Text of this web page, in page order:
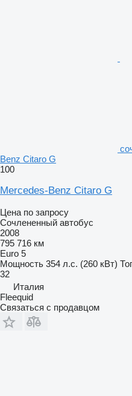
Benz Citaro G
100
Mercedes-Benz Citaro G
Цена по запросу
Сочлененный автобус
2008
795 716 км
Euro 5
Мощность 354 л.с. (260 кВт)
32
Италия
Fleequid
Связаться с продавцом